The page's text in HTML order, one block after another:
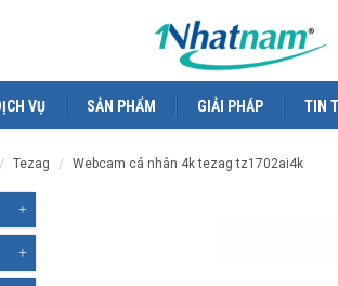
VỤ SẢN PHẨM GIẢI PHÁP TIN
tezag webcam cá nhân 4k tezag tz1702ai4k